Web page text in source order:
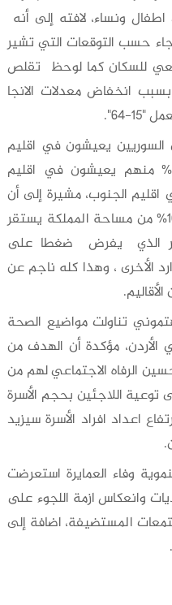
ونساء، لافته إلى أنه
جاء حسب التوقعات التي تشير
للسكان كما لوحظ تقلص
انخفاض معدلات الانجا
64".
اللاجئين السوريين يعيشون في اقليم
الوسط في الأردن، في حين 46% منهم يعيشون في اقليم
في اقليم الجنوب، مشيرة إلى أن
إقليم الوسط الذي يشكل فقط 16.2% من مساحة المملكة يستقر
الأمر الذي يفرض ضغطا على
الأخرى ، وهذا كله ناجم عن
تناولت مواضيع الصحة
الأردن، مؤكدة أن الهدف من
الرفاه الاجتماعي لهم من
توعية اللاجئين بحجم الأسرة
اعداد افراد الأسرة سيزيد
وفاء العمايرة استعرضت
وانعكاس ازمة اللجوء على
المستضيفة، اضافة إلى